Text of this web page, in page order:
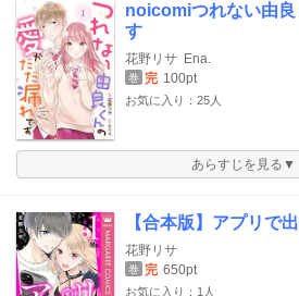
noicomiつれない由
す
花野リサ Ena.
巻 完 100pt
お気に入り：25人
あらすじを見る▼
【合本版】アプリで
花野リサ
巻 完 650pt
お気に入り：1人